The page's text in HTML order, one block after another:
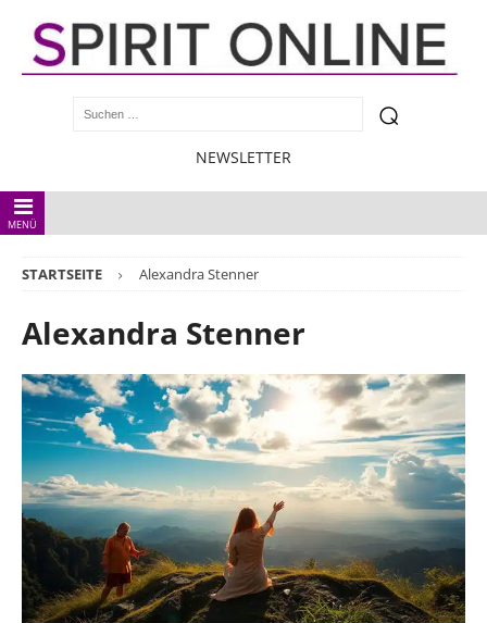
NEWSLETTER
MENÜ
STARTSEITE Alexandra Stenner
Alexandra Stenner